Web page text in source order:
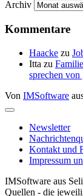
Archiv
Kommentare
Haacke zu
Itta zu
sprechen von
Von IMSoftware
Newsletter
Kontakt und
Impressum
IMSoftware aus
Quellen - die